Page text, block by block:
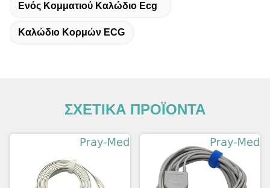
Ενός Κομματιού Καλώδιο Ecg
Καλώδιο Κορμών ECG
ΣΧΕΤΙΚΑ ΠΡΟΪΟΝΤΑ